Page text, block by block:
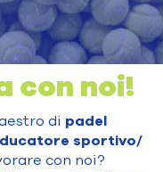
con noi!
di padel
sportivo/
con noi?